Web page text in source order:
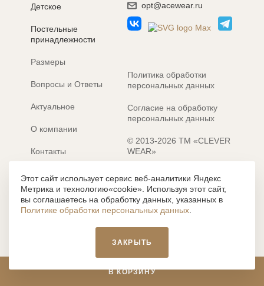
В КОРЗИНУ
Детское
Постельные
принадлежности
Размеры
Вопросы и Ответы
Актуальное
О компании
Контакты
Электронные каталоги
opt@acewear.ru
Политика обработки
персональных данных
Согласие на обработку
персональных данных
© 2013-2026 ТМ «CLEVER
WEAR»
Разработка сайта: MACHAON
Все содержание, представленное или отраженное на сайте
https://clever-style.ru, включая, но не ограничиваясь, текстом,
графикой, фотографиями, иллюстрациями и т.д., являются
объектами авторского права, использование которых, без
письменного разрешения администрации и без активной
влечет наложение ответственности с действующим
законодательством РФ.
Этот сайт использует сервис веб-аналитики Яндекс
Метрика и технологию«cookie». Используя этот сайт,
вы соглашаетесь на обработку данных, указанных в
Политике обработки персональных данных
ЗАКРЫТЬ